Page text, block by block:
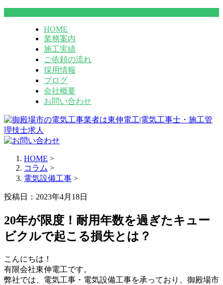
HOME
業務案内
施工実績
ご依頼の流れ
採用情報
ブログ
会社概要
お問い合わせ
HOME >
コラム >
電気設備工事 >
投稿日：2023年4月18日
20年が限度！耐用年数を過ぎたキュー
ビクルで起こる損失とは？
こんにちは！
有限会社東伸電工です。
弊社では、電気工事・電気設備工事を承っており、御殿場市